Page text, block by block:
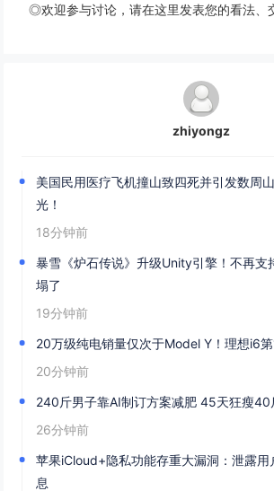
◎欢迎参与讨论，请在这里发表您的看法、
zhiyongz
美国民用医疗飞机撞山致四死并引发数周
光！
18分钟前
暴雪《炉石传说》升级Unity引擎！不再支
塌了
19分钟前
20万级纯电销量仅次于Model Y！理想i6
20分钟前
240斤男子靠AI制订方案减肥 45天狂瘦40
26分钟前
苹果iCloud+隐私功能存重大漏洞：泄露用
息